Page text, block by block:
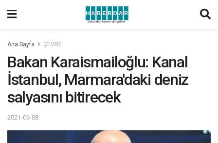
Ana Sayfa ÇEVRE
Bakan Karaismailoğlu: Kanal
İstanbul, Marmara'daki deniz
salyasını bitirecek
2021-06-08